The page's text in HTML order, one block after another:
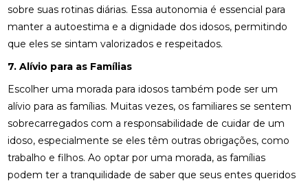
sobre suas rotinas diárias. Essa autonomia é essencial para
manter a autoestima e a dignidade dos idosos, permitindo
que eles se sintam valorizados e respeitados.
7. Alívio para as Famílias
Escolher uma morada para idosos também pode ser um
alívio para as famílias. Muitas vezes, os familiares se sentem
sobrecarregados com a responsabilidade de cuidar de um
idoso, especialmente se eles têm outras obrigações, como
trabalho e filhos. Ao optar por uma morada, as famílias
podem ter a tranquilidade de saber que seus entes queridos